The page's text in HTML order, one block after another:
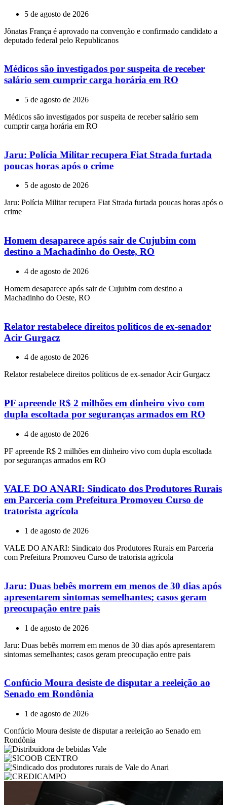
5 de agosto de 2026
Jônatas França é aprovado na convenção e confirmado candidato a
deputado federal pelo Republicanos
Médicos são investigados por suspeita de receber
salário sem cumprir carga horária em RO
5 de agosto de 2026
Médicos são investigados por suspeita de receber salário sem
cumprir carga horária em RO
Jaru: Polícia Militar recupera Fiat Strada furtada
poucas horas após o crime
5 de agosto de 2026
Jaru: Polícia Militar recupera Fiat Strada furtada poucas horas após o
crime
Homem desaparece após sair de Cujubim com
destino a Machadinho do Oeste, RO
4 de agosto de 2026
Homem desaparece após sair de Cujubim com destino a
Machadinho do Oeste, RO
Relator restabelece direitos políticos de ex-senador
Acir Gurgacz
4 de agosto de 2026
Relator restabelece direitos políticos de ex-senador Acir Gurgacz
PF apreende R$ 2 milhões em dinheiro vivo com
dupla escoltada por seguranças armados em RO
4 de agosto de 2026
PF apreende R$ 2 milhões em dinheiro vivo com dupla escoltada
por seguranças armados em RO
VALE DO ANARI: Sindicato dos Produtores Rurais
em Parceria com Prefeitura Promoveu Curso de
tratorista agrícola
1 de agosto de 2026
VALE DO ANARI: Sindicato dos Produtores Rurais em Parceria
com Prefeitura Promoveu Curso de tratorista agrícola
Jaru: Duas bebês morrem em menos de 30 dias após
apresentarem sintomas semelhantes; casos geram
preocupação entre pais
1 de agosto de 2026
Jaru: Duas bebês morrem em menos de 30 dias após apresentarem
sintomas semelhantes; casos geram preocupação entre pais
Confúcio Moura desiste de disputar a reeleição ao
Senado em Rondônia
1 de agosto de 2026
Confúcio Moura desiste de disputar a reeleição ao Senado em
Rondônia